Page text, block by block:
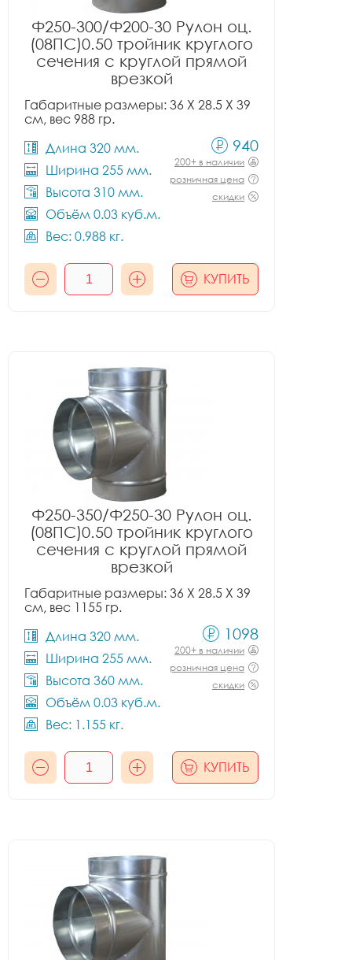
Ф250-300/Ф200-30 Рулон оц.
(08ПС)0.50 тройник круглого
сечения с круглой прямой
врезкой
Габаритные размеры: 36 X 28.5 X 39
см, вес 988 гр.
Длина 320 мм.
Ширина 255 мм.
Высота 310 мм.
Объём 0.03 куб.м.
Вес: 0.988 кг.
940
200+ в наличии
розничная цена
скидки
КУПИТЬ
Ф250-350/Ф250-30 Рулон оц.
(08ПС)0.50 тройник круглого
сечения с круглой прямой
врезкой
Габаритные размеры: 36 X 28.5 X 39
см, вес 1155 гр.
Длина 320 мм.
Ширина 255 мм.
Высота 360 мм.
Объём 0.03 куб.м.
Вес: 1.155 кг.
1098
200+ в наличии
розничная цена
скидки
КУПИТЬ